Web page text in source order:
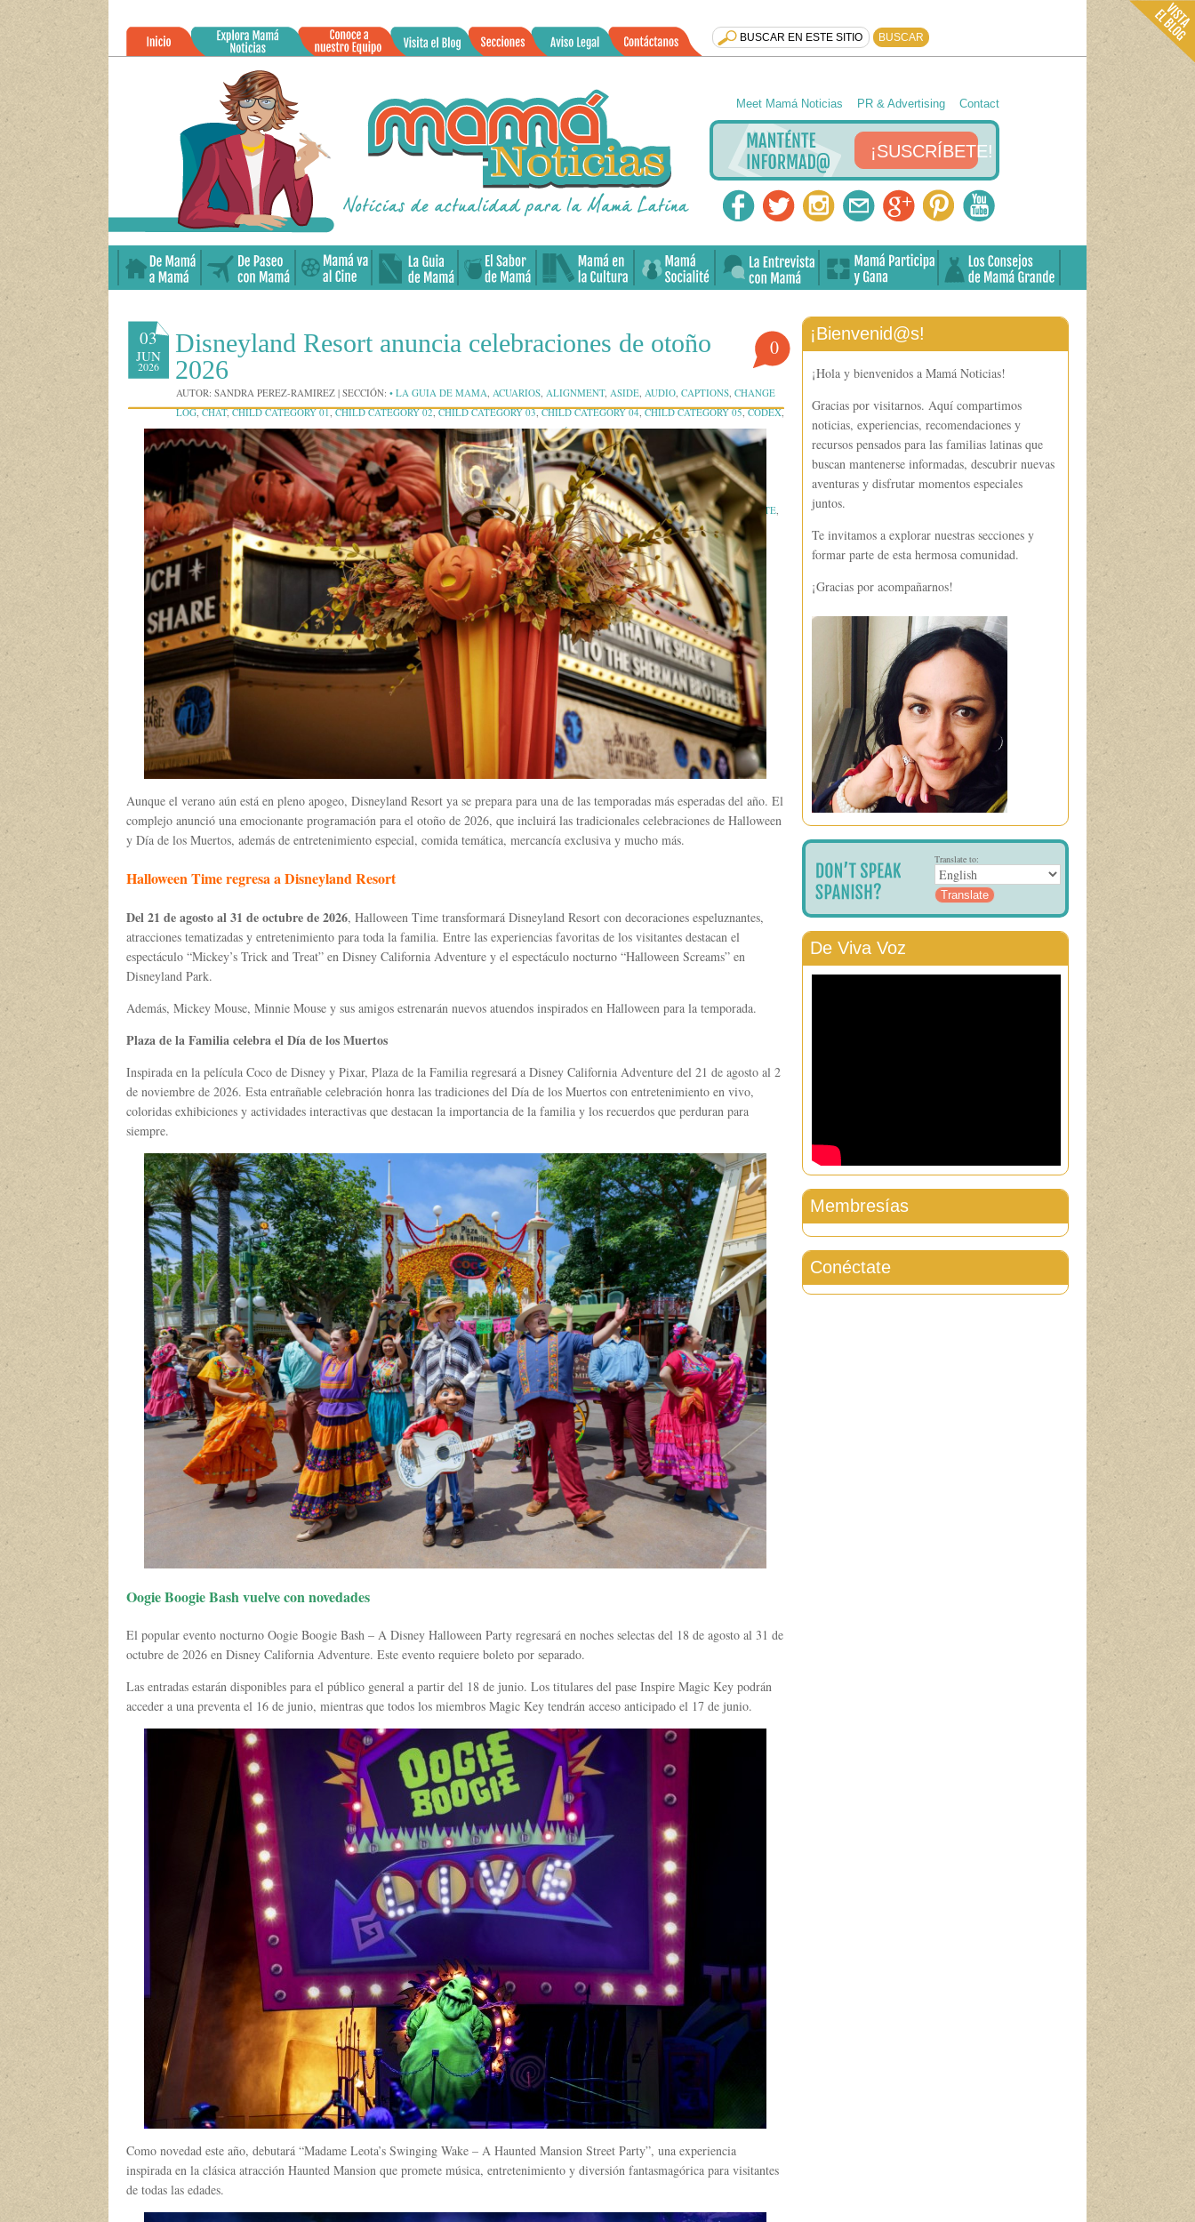
Meet Mamá Noticias PR & Advertising Contact
¡SUSCRÍBETE!
03
JUN
2026
Disneyland Resort anuncia celebraciones de otoño
2026
0
AUTOR: SANDRA PEREZ-RAMIREZ | SECCIÓN: • LA GUIA DE MAMA, ACUARIOS, ALIGNMENT, ASIDE, AUDIO, CAPTIONS, CHANGE
LOG,CHAT,CHILD CATEGORY 01,CHILD CATEGORY 02,CHILD CATEGORY 03,CHILD CATEGORY 04,CHILD CATEGORY 05,CODEX,
COMMENTS,CONCIERTOS,CONTENT,CORNER CASE,CRUCEROS,EMBEDS,ESPECTÁCULOS EN VIVO,ESTRENOS EN DVD,
EVENTOS,EXCERPT,FEATURED IMAGES,FERIAS, FORMATTING,GALLERY, GRANDCHILD CATEGORY, HOTELES ,IMAGES,
JARDINES BOTÁNICOS,JETPACK,LA ENTREVISTA CON MAMÁ,LAS DIEZ DE MAMÁ,LINK,LISTS,LOS CONSEJOS DE MAMÁ
GRANDE,MAMÁ SOCIALITÉ,MARKUP,MORE TAG,MUSEOS,MUSEOS INTERÁCTIVOS,OBRAS DE TEATRO,PARENT CATEGORY,
PARQUES ACUÁTICOS,PARQUES DE ATRACCIONES,PASSWORD,PELÍCULAS EN CARTALERA,PINGBACKS,POST FORMATS, QUOTE,
RESEÑAS DE PRODUCTOS,SHORTCODES,STANDARD,STATUS,STICKY,TITLES,TRACKBACKS,TRADICIONES,TWITTER,
UNPUBLISHED,VIDEO,VIDEOPRESS
Aunque el verano aún está en pleno apogeo, Disneyland Resort ya se prepara para una de las temporadas más esperadas del año. El
complejo anunció una emocionante programación para el otoño de 2026, que incluirá las tradicionales celebraciones de Halloween
y Día de los Muertos, además de entretenimiento especial, comida temática, mercancía exclusiva y mucho más.
Halloween Time regresa a Disneyland Resort
Del 21 de agosto al 31 de octubre de 2026, Halloween Time transformará Disneyland Resort con decoraciones espeluznantes,
atracciones tematizadas y entretenimiento para toda la familia. Entre las experiencias favoritas de los visitantes destacan el
espectáculo “Mickey’s Trick and Treat” en Disney California Adventure y el espectáculo nocturno “Halloween Screams” en
Disneyland Park.
Además, Mickey Mouse, Minnie Mouse y sus amigos estrenarán nuevos atuendos inspirados en Halloween para la temporada.
Plaza de la Familia celebra el Día de los Muertos
Inspirada en la película Coco de Disney y Pixar, Plaza de la Familia regresará a Disney California Adventure del 21 de agosto al 2
de noviembre de 2026. Esta entrañable celebración honra las tradiciones del Día de los Muertos con entretenimiento en vivo,
coloridas exhibiciones y actividades interactivas que destacan la importancia de la familia y los recuerdos que perduran para
siempre.
Oogie Boogie Bash vuelve con novedades
El popular evento nocturno Oogie Boogie Bash – A Disney Halloween Party regresará en noches selectas del 18 de agosto al 31 de
octubre de 2026 en Disney California Adventure. Este evento requiere boleto por separado.
Las entradas estarán disponibles para el público general a partir del 18 de junio. Los titulares del pase Inspire Magic Key podrán
acceder a una preventa el 16 de junio, mientras que todos los miembros Magic Key tendrán acceso anticipado el 17 de junio.
Como novedad este año, debutará “Madame Leota’s Swinging Wake – A Haunted Mansion Street Party”, una experiencia
inspirada en la clásica atracción Haunted Mansion que promete música, entretenimiento y diversión fantasmagórica para visitantes
de todas las edades.
¡Bienvenid@s!
¡Hola y bienvenidos a Mamá Noticias!
Gracias por visitarnos. Aquí compartimos
noticias, experiencias, recomendaciones y
recursos pensados para las familias latinas que
buscan mantenerse informadas, descubrir nuevas
aventuras y disfrutar momentos especiales
juntos.
Te invitamos a explorar nuestras secciones y
formar parte de esta hermosa comunidad.
¡Gracias por acompañarnos!
Translate to:
De Viva Voz
Membresías
Conéctate